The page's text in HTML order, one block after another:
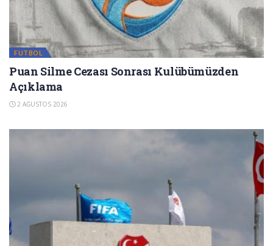
FUTBOL
Puan Silme Cezası Sonrası Kulübümüzden
Açıklama
2 AĞUSTOS 2026